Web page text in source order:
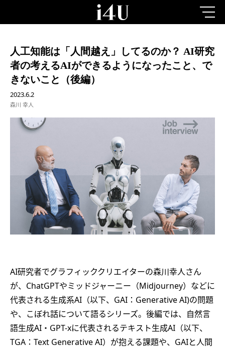
人工知能は「人間越え」してるのか？ AI研究
者の考えるAIができるようになったこと、で
きないこと（後編）
2023.6.2
森川 幸人
AI研究者でグラフィッククリエイターの森川幸人さん
が、ChatGPTやミッドジャーニー（Midjourney）などに
代表される生成系AI（以下、GAI：Generative AI)の問題
や、こぼれ話について語るシリーズ。後編では、自然言
語生成AI・GPT-xに代表されるテキスト生成AI（以下、
TGA：Text Generative AI）が抱える課題や、GAIと人間